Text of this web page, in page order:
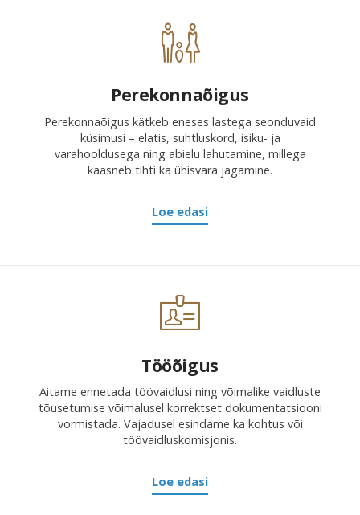
Perekonnaõigus
Perekonnaõigus kätkeb eneses lastega seonduvaid
küsimusi – elatis, suhtluskord, isiku- ja
varahooldusega ning abielu lahutamine, millega
kaasneb tihti ka ühisvara jagamine.
Loe edasi
Tööõigus
Aitame ennetada töövaidlusi ning võimalike vaidluste
tõusetumise võimalusel korrektset dokumentatsiooni
vormistada. Vajadusel esindame ka kohtus või
töövaidluskomisjonis.
Loe edasi